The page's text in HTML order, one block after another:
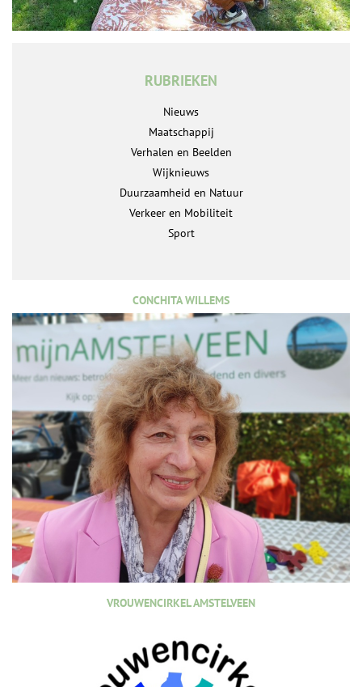
RUBRIEKEN
Nieuws
Maatschappij
Verhalen en Beelden
Wijknieuws
Duurzaamheid en Natuur
Verkeer en Mobiliteit
Sport
CONCHITA WILLEMS
VROUWENCIRKEL AMSTELVEEN